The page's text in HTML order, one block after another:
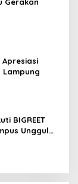
Apresiasi
Lampung
BIGREET
Unggul